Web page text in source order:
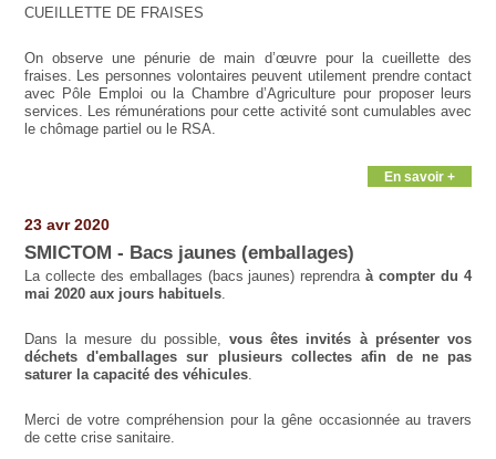
CUEILLETTE DE FRAISES
On observe une pénurie de main d’œuvre pour la cueillette des
fraises. Les personnes volontaires peuvent utilement prendre contact
avec Pôle Emploi ou la Chambre d’Agriculture pour proposer leurs
services. Les rémunérations pour cette activité sont cumulables avec
le chômage partiel ou le RSA.
En savoir +
23 avr 2020
SMICTOM - Bacs jaunes (emballages)
La collecte des emballages (bacs jaunes) reprendraà compter du 4
mai 2020 aux jours habituels.
Dans la mesure du possible, vous êtes invités à présenter vos
déchets d'emballages sur plusieurs collectes afin de ne pas
saturer la capacité des véhicules.
Merci de votre compréhension pour la gêne occasionnée au travers
de cette crise sanitaire.